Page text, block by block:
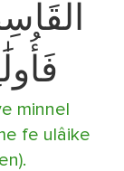
minnel
fe ulâike